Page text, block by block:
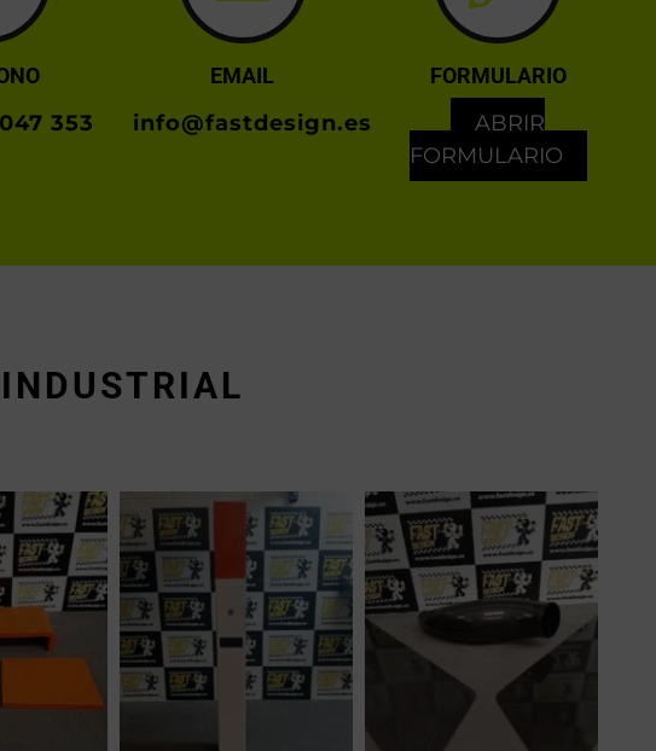
353
EMAIL
info@fastdesign.es
FORMULARIO
ABRIR
FORMULARIO